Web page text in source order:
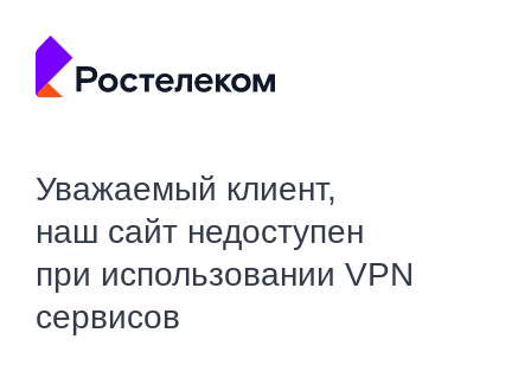
Уважаемый клиент,
наш сайт недоступен
при использовании VPN
сервисов